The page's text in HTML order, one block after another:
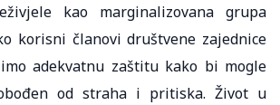
kao marginalizovana grupa
korisni članovi društvene zajednice
adekvatnu zaštitu kako bi mogle
od straha i pritiska. Život u